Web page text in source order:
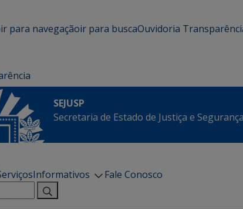
ir para navegaçãoir para buscaOuvidoria
SEJUSP
Secretaria de Estado de Justiça e
Informativos
Fale Conosco